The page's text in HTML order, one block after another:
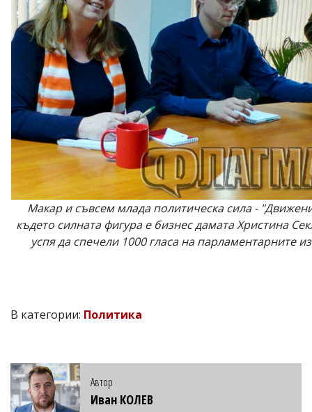
Макар и съвсем млада политическа сила -
където силната фигура е бизнес дамата Христина
успя да спечели 1000 гласа на парламентарните
В категории: Политика
Автор
Иван КОЛЕВ